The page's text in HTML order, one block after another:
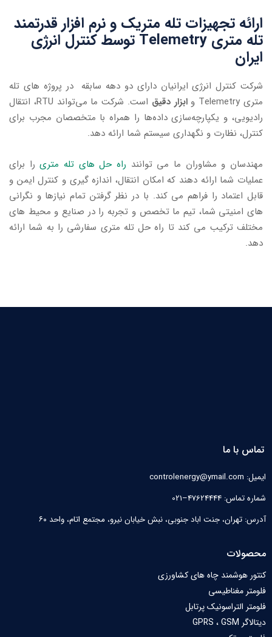
ارائه تجهیزات تله متریک و نرم افزار قدرتمند
تله متری Telemetry توسط کنترل انرژی
ایران
شرکت کنترل انرژی ایرانیان دارای دو دهه سابقه در پروژه های تله
متری Telemetry و
ابزار دقیق
است. شرکت ما می‌تواند RTU، انتقال
رادیویی، و یکپارچه‌سازی داده‌ها را همراه با متخصصان مجرب برای
کنترل، نظارت و نگهداری سیستم شما ارائه دهد.
مهندسان و مشاوران ما می توانند راه حل های تله متریرا برای
عملیات شما ارائه دهند که امکان انتقال، اندازه گیری و کنترل ایمن و
قابل اعتماد را فراهم می کند. با در نظر گرفتن تمام نیازها و نگرانی
های امنیتی شما، تیم ما تخصص و تجربه را در صنایع و محیط های
مختلف ترکیب می کند تا راه حل تله متری سفارشی را به شما ارائه
دهد.
تماس با ما
ایمیل: controlenergy@ymail.com
شماره تماس: 47624444–021
آدرس: تهران، جنت اباد جنوبی، نبش خیابان نیرو‌، مجتمع اتام، واحد ۶۰
محصولات
کنتور هوشمند چاه های کشاورزی
فلومتر مغناطیسی
فلومتر التراسونیک پرتابل
دیتالاگر GPRS ، GSM